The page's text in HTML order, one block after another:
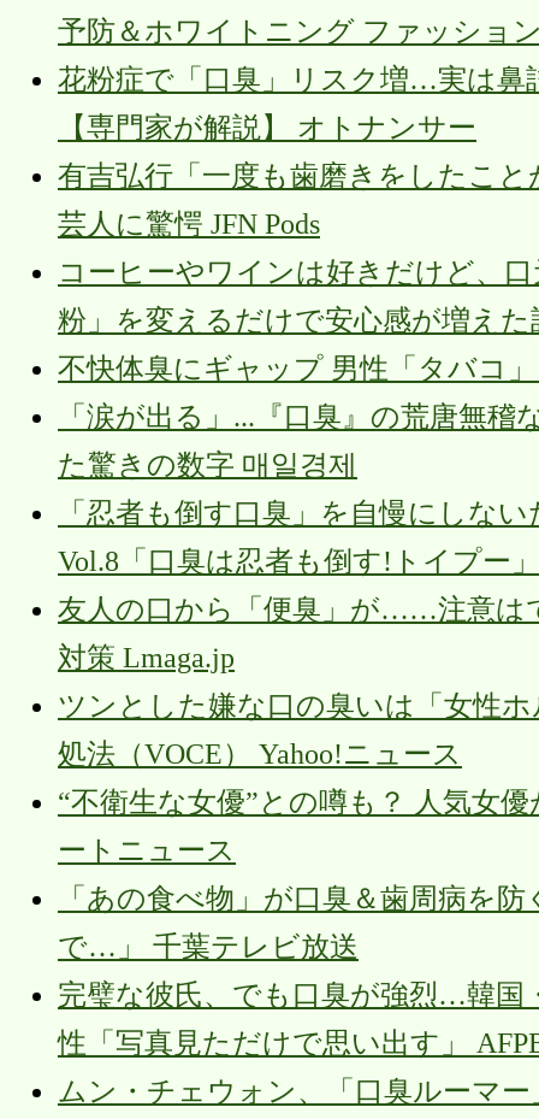
予防＆ホワイトニング ファッショ
花粉症で「口臭」リスク増…実は鼻
【専門家が解説】 オトナンサー
有吉弘行「一度も歯磨きをしたこ
芸人に驚愕 JFN Pods
コーヒーやワインは好きだけど、
粉」を変えるだけで安心感が増えた
不快体臭にギャップ 男性「タバコ
「涙が出る」...『口臭』の荒唐無
た驚きの数字 매일경제
「忍者も倒す口臭」を自慢にしな
Vol.8「口臭は忍者も倒す!トイプー
友人の口から「便臭」が……注意は
対策 Lmaga.jp
ツンとした嫌な口の臭いは「女性
処法（VOCE） Yahoo!ニュース
“不衛生な女優”との噂も？ 人気女
ートニュース
「あの食べ物」が口臭＆歯周病を
で…」 千葉テレビ放送
完璧な彼氏、でも口臭が強烈…韓国
性「写真見ただけで思い出す」
ムン・チェウォン、「口臭ルーマ